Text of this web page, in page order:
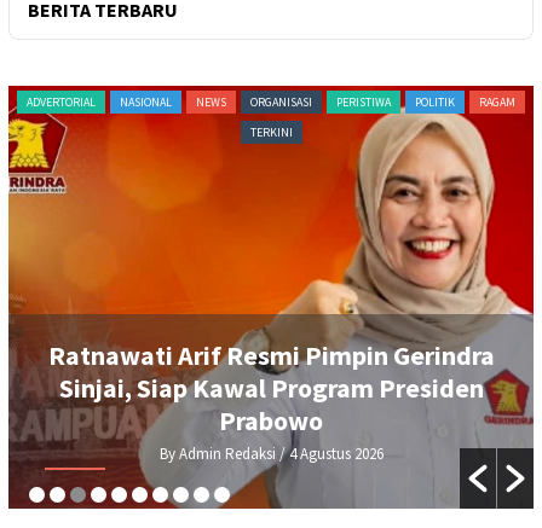
BERITA TERBARU
ADVERTORIAL NASIONAL NEWS ORGANISASI PERISTIWA POLITIK
RAGAM
TERKINI
Ratnawati Arif Resmi Pimpin Gerindra
Sinjai, Siap Kawal Program Presiden
Prabowo
By Admin Redaksi / 4 Agustus 2026